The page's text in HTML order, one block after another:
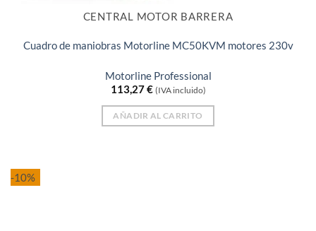
CENTRAL MOTOR BARRERA
Cuadro de maniobras Motorline MC50KVM motores 230v
Motorline Professional
113,27€ (IVA incluido)
AÑADIR AL CARRITO
-10%